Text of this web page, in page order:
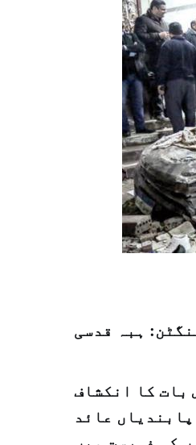
ہبہ قدسی
بات کا انکشاف
عائد